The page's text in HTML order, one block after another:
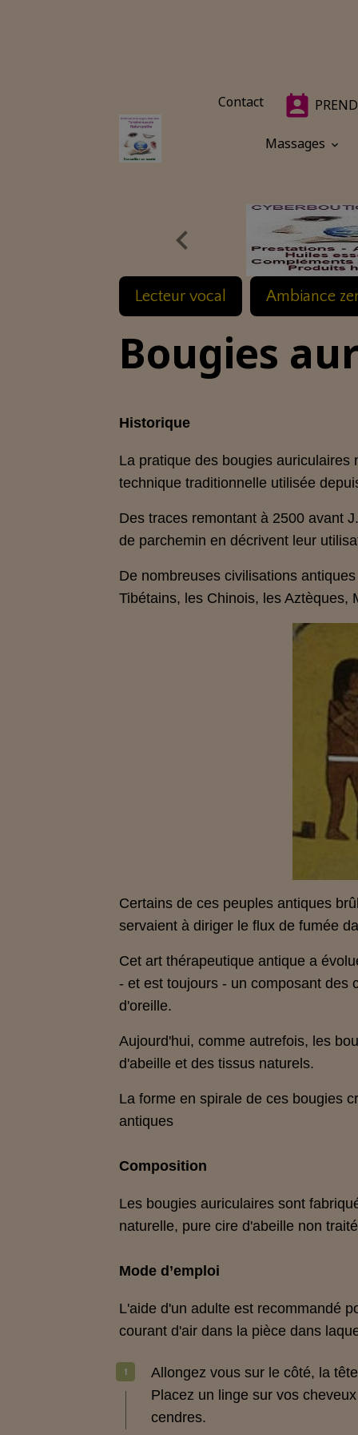
Contact
Massages
Lecteur vocal Ambiance
Bougies
Historique
La pratique des bougies
technique traditionnelle utilisée
Des traces remontant à 2500 avant
de parchemin en décrivent leur
De nombreuses civilisations
Tibétains, les Chinois, les Aztèques,
Certains de ces peuples antiques
servaient à diriger le flux de fumée
Cet art thérapeutique antique a
- et est toujours - un composant des
d'oreille.
Aujourd'hui, comme autrefois, les
d'abeille et des tissus naturels.
La forme en spirale de ces bougies
antiques
Composition
Les bougies auriculaires sont
naturelle, pure cire d'abeille non
Mode d’emploi
L'aide d'un adulte est recommandé
courant d'air dans la pièce dans
Allongez vous sur le côté, la
Placez un linge sur vos
cendres.